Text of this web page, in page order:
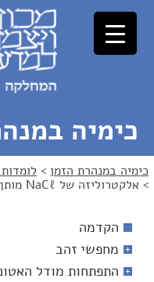
לתוכן
לניווט
כימיה
כימיה במנהרת הזמן >
> אלקטרוליזה של NaCℓ מותך
הקדמה
מחפשי זהב
התפתחות מודל